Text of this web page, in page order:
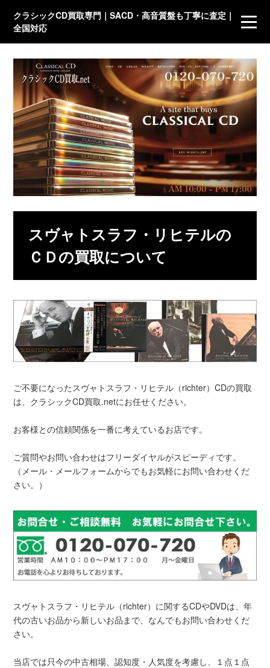
クラシックCD買取専門｜SACD・高音質盤も丁寧に査定｜
全国対応
スヴャトスラフ・リヒテルの
ＣＤの買取について
ご不要になったスヴャトスラフ・リヒテル（richter）CDの買取
は、クラシックCD買取.netにお任せください。
お客様との信頼関係を一番に考えているお店です。
ご質問やお問い合わせはフリーダイヤルがスピーディです。
（メール・メールフォームからでもお気軽にお問い合わせくだ
さい。）
スヴャトスラフ・リヒテル（richter）に関するCDやDVDは、年
代の古いお品から新しいお品まで、なんでもお問い合わせくだ
さい。
当店では只今の中古相場、認知度・人気度を考慮し、１点１点